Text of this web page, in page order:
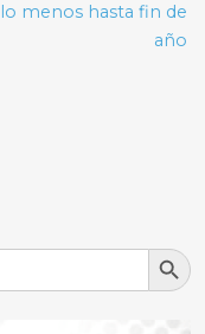
menos hasta fin de
año
Search